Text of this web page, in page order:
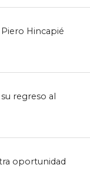
Hincapié
regreso al
oportunidad